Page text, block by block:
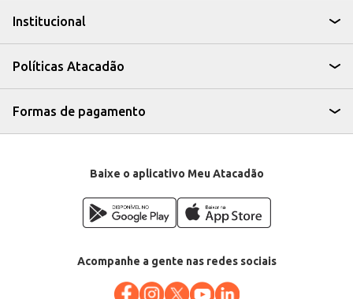
Institucional
Políticas Atacadão
Formas de pagamento
Baixe o aplicativo Meu Atacadão
Acompanhe a gente nas redes sociais